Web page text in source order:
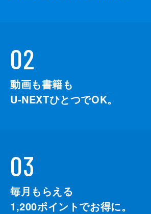
02
動画も書籍も
U-NEXTひとつでOK。
03
毎月もらえる
1,200ポイントでお得に。